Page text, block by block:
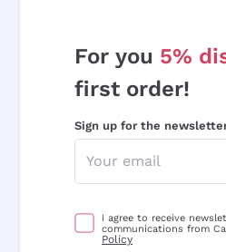
For you 5%
first order!
Sign up for the
I agree to receive
communications from
Policy